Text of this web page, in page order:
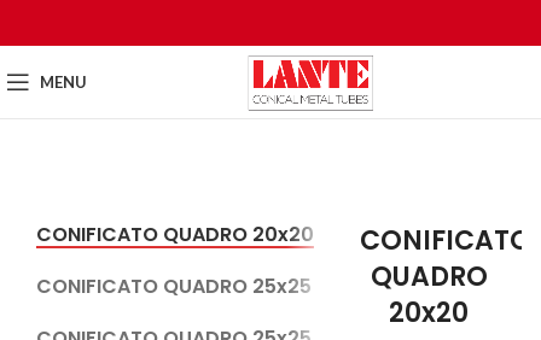
MENU
CONIFICATO QUADRO 20x20
CONIFICATO QUADRO 25x25
CONIFICATO
QUADRO
20x20